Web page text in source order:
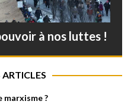
à nos luttes !
ARTICLES
marxisme ?